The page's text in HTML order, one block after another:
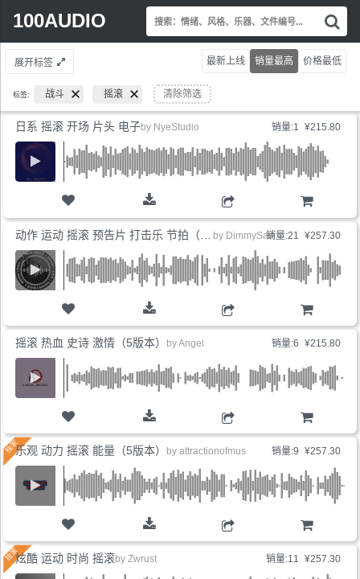
100AUDIO
Search
索
情
绪
乐
展开标签
标签: 战斗 摇滚 清除筛选
最新上线 销量最高 价格最低
销量:1 ¥215.80
日系 摇滚 开场 片头 电子by NyeStudio
销量:21 ¥257.30
购物车
by DimmySad
销量:6 ¥215.80
购物车
摇滚 热血 史诗 激情（5版本） byAngel
销量:9 ¥257.30
购物车
乐观 动力 摇滚 能量（5版本） by attractionofmus
销量:11 ¥257.30
炫酷 运动 时尚 摇滚 by Zwrust